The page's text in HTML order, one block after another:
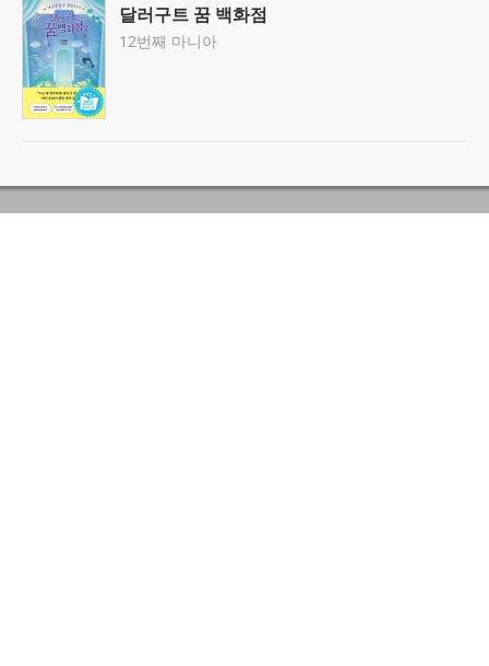
달러구트 꿈 백화점
12번째 마니아